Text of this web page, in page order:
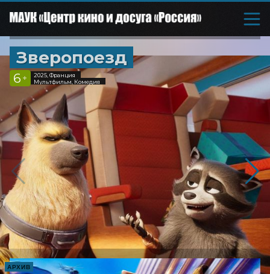
Зверопоезд
6 +
2025, Франция
Мультфильм, Комедия
АРХИВ